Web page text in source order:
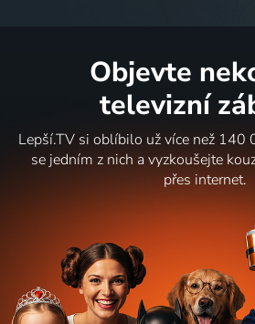
Objevte
televizní
Lepší.TV si oblíbilo už více než 140
se jedním z nich a vyzkoušejte
přes internet.